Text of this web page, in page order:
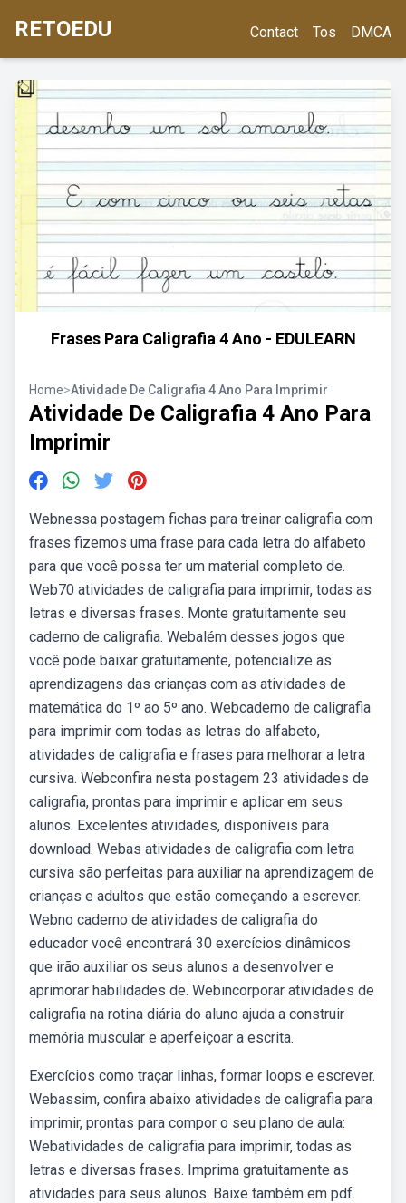
RETOEDU Contact Tos DMCA
Frases Para Caligrafia 4 Ano - EDULEARN
Home>Atividade De Caligrafia 4 Ano Para Imprimir
Atividade De Caligrafia 4 Ano Para
Imprimir
Webnessa postagem fichas para treinar caligrafia com
frases fizemos uma frase para cada letra do alfabeto
para que você possa ter um material completo de.
Web70 atividades de caligrafia para imprimir, todas as
letras e diversas frases. Monte gratuitamente seu
caderno de caligrafia. Webalém desses jogos que
você pode baixar gratuitamente, potencialize as
aprendizagens das crianças com as atividades de
matemática do 1º ao 5º ano. Webcaderno de caligrafia
para imprimir com todas as letras do alfabeto,
atividades de caligrafia e frases para melhorar a letra
cursiva. Webconfira nesta postagem 23 atividades de
caligrafia, prontas para imprimir e aplicar em seus
alunos. Excelentes atividades, disponíveis para
download. Webas atividades de caligrafia com letra
cursiva são perfeitas para auxiliar na aprendizagem de
crianças e adultos que estão começando a escrever.
Webno caderno de atividades de caligrafia do
educador você encontrará 30 exercícios dinâmicos
que irão auxiliar os seus alunos a desenvolver e
aprimorar habilidades de. Webincorporar atividades de
caligrafia na rotina diária do aluno ajuda a construir
memória muscular e aperfeiçoar a escrita.
Exercícios como traçar linhas, formar loops e escrever.
Webassim, confira abaixo atividades de caligrafia para
imprimir, prontas para compor o seu plano de aula:
Webatividades de caligrafia para imprimir, todas as
letras e diversas frases. Imprima gratuitamente as
atividades para seus alunos. Baixe também em pdf.